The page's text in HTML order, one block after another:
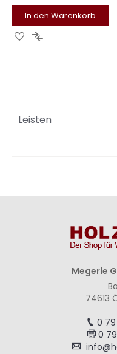
In den Warenkorb
Zur Zur
Leisten
Megerle
74613
0
0